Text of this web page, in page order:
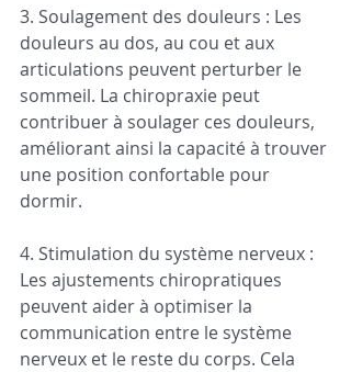
3. Soulagement des douleurs : Les
douleurs au dos, au cou et aux
articulations peuvent perturber le
sommeil. La chiropraxie peut
contribuer à soulager ces douleurs,
améliorant ainsi la capacité à trouver
une position confortable pour
dormir.
4. Stimulation du système nerveux :
Les ajustements chiropratiques
peuvent aider à optimiser la
communication entre le système
nerveux et le reste du corps. Cela